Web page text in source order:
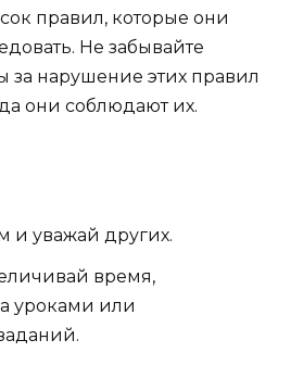
правил, которые они
Не забывайте
за нарушение этих правил
они соблюдают их.
и уважай других.
время,
уроками или